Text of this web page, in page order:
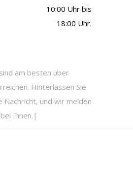
10:00 Uhr bis
18:00 Uhr.
am besten über
Hinterlassen Sie
Nachricht, und wir melden
Ihnen.|